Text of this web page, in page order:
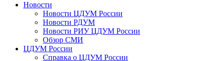
Новости
Новости ЦДУМ России
Новости РДУМ
Новости РИУ ЦДУМ России
Обзор СМИ
ЦДУМ России
Справка о ЦДУМ России